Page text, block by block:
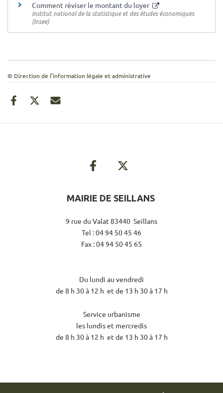
Comment réviser le montant du loyer
Institut national de la statistique et des études économiques
(Insee)
© Direction de l’information légale et administrative
MAIRIE DE SEILLANS
9 rue du Valat 83440 Seillans
Tel : 04 94 50 45 46
Fax : 04 94 50 45 65
Du lundi au vendredi
de 8 h 30 à 12 h et de 13 h 30 à 17 h
Service urbanisme
les lundis et mercredis
de 8 h 30 à 12 h et de 13 h 30 à 17 h